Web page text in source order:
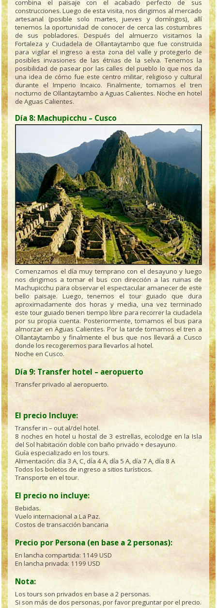
combina el paisaje con el acabado perfecto de sus
construcciones. Luego de esta visita, nos dirigimos al mercado
artesanal (posible solo martes, jueves y domíngos), allí
tenemos la oportunidad de conocer de cerca las costumbres
de sus pobladores. Después del almuerzo visitamos la
Fortaleza y Ciudadela de Ollantaytambo que fue construida
para vigilar el ingreso a esta zona del valle y protegerlo de
posibles invasiones de las étnias de la selva. Tenemos la
posibilidad de pasear por las calles del pueblo lo que nos da
una idea de cómo fue este centro militar, religioso y cultural
durante el Imperio Incaico. Finalmente, tomamos el tren
nocturno de Ollantaytambo a Aguas Calientes. Noche en hotel
de Aguas Calientes.
Día 8: Machupicchu – Cusco
Comenzamos el día muy temprano con el desayuno y luego
nos dirigimos a tomar el bus con dirección a las ruinas de
Machupicchu para observar el espectacular amanecer de este
bello paisaje. Luego, tenemos el tour guiado que dura
aproximadamente dos horas y media, una vez terminado
este tour guiado tienen tiempo libre para recorrer la ciudadela
por su propia cuenta. Posteriormente, tomamos el bus para
almorzar en Aguas Calientes. Por la tarde tomamos el tren a
Ollantaytambo y finalmente el bus que nos llevará a Cusco
donde los recogeremos para llevarlos al hotel.
Noche en Cusco.
Día 9: Transfer hotel – aeropuerto
Transfer privado al aeropuerto.
El precio Incluye:
Transfer in – out al/del hotel.
8 noches en hotel u hostal de 3 estrellas, ecolodge en la Isla
del Sol habitación doble con baño privado + desayuno.
Guía especializado en los tours.
Alimentación: día 3 A, C, día 4 A, día 5 A, día 7 A, día 8 A
Todos los boletos de ingreso a sitios turísticos.
Transporte en el tour.
El precio no incluye:
Bebidas.
Vuelo internacional a La Paz.
Costos de transacción bancaria
Precio por Persona (en base a 2 personas):
En lancha compartida: 1149 USD
En lancha privada: 1199 USD
Nota:
Los tours son privados en base a 2 personas.
Si son más de dos personas, por favor preguntar por el precio.